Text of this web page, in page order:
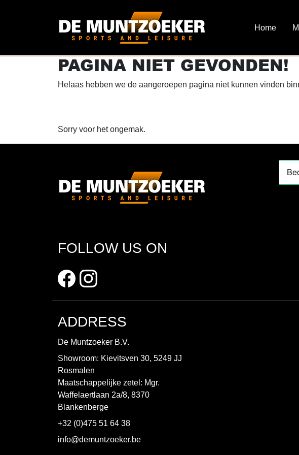
PAGINA NIET GEVONDEN!
Helaas hebben we de aangeroepen pagina niet kunnen vinden
Sorry voor het ongemak.
FOLLOW US ON
ADDRESS
De Muntzoeker B.V.
Showroom: Kievitsven 30, 5249 JJ
Rosmalen
Maatschappelijke zetel: Mgr.
Waffelaertlaan 2a/8, 8370
Blankenberge
+32 (0)475 51 64 38
info@demuntzoeker.be